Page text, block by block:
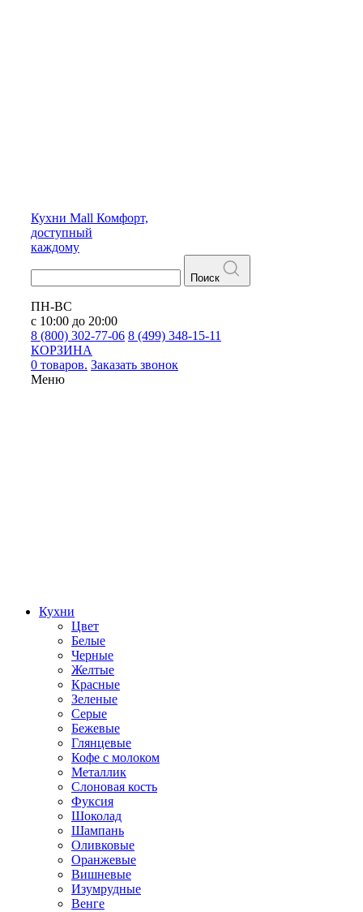
Кухни Mall Комфорт,
доступный
каждому
Поиск
ПН-ВС
с 10:00 до 20:00
8 (800) 302-77-06 8 (499) 348-15-11
КОРЗИНА
0 товаров. Заказать звонок
Меню
Кухни
Цвет
Белые
Черные
Желтые
Красные
Зеленые
Серые
Бежевые
Глянцевые
Кофе с молоком
Металлик
Слоновая кость
Фуксия
Шоколад
Шампань
Оливковые
Оранжевые
Вишневые
Изумрудные
Венге